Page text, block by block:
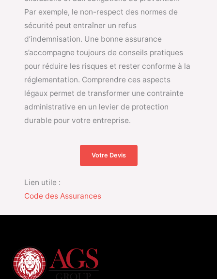
Par exemple, le non-respect des normes de
sécurité peut entraîner un refus
d’indemnisation. Une bonne assurance
s’accompagne toujours de conseils pratiques
pour réduire les risques et rester conforme à la
réglementation. Comprendre ces aspects
légaux permet de transformer une contrainte
administrative en un levier de protection
durable pour votre entreprise.
Votre Devis
Lien utile :
Code des Assurances